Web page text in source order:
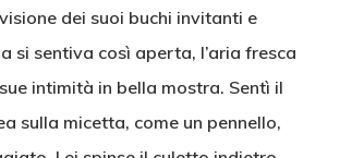
dei suoi buchi invitanti e
si sentiva così aperta, l’aria fresca
intimità in bella mostra. Sentì il
sulla micetta, come un pennello,